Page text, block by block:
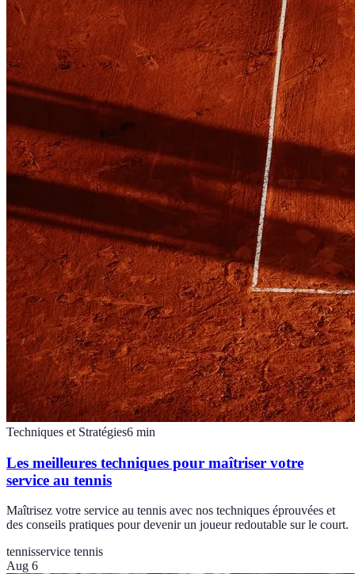
Techniques et Stratégies6 min
Les meilleures techniques pour maîtriser votre
service au tennis
Maîtrisez votre service au tennis avec nos techniques éprouvées et
des conseils pratiques pour devenir un joueur redoutable sur le court.
tennisservice tennis
Aug 6